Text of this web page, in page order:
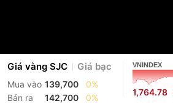
Giá vàng SJC Giá bạc
Mua vào 139,700
0%
Bán ra
142,700 0%
VNINDEX
1,764.78